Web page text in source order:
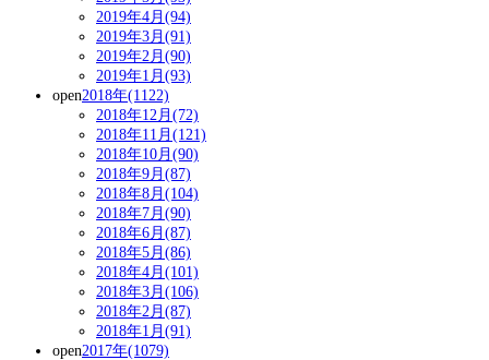
2019年4月(94)
2019年3月(91)
2019年2月(90)
2019年1月(93)
open2018年(1122)
2018年12月(72)
2018年11月(121)
2018年10月(90)
2018年9月(87)
2018年8月(104)
2018年7月(90)
2018年6月(87)
2018年5月(86)
2018年4月(101)
2018年3月(106)
2018年2月(87)
2018年1月(91)
open2017年(1079)